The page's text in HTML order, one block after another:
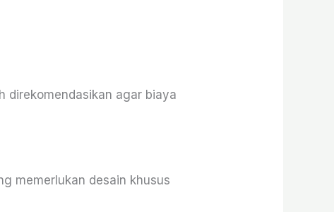
direkomendasikan agar biaya
memerlukan desain khusus